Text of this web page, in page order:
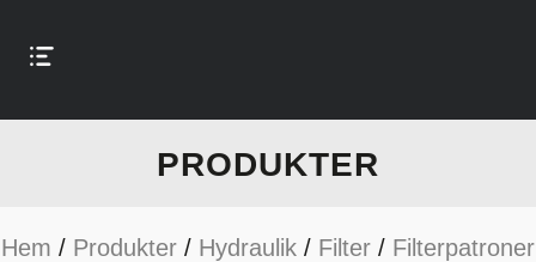
PRODUKTER
Hem / Produkter / Hydraulik / Filter / Filterpatroner